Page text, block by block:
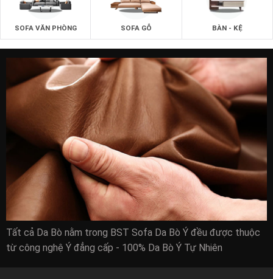
SOFA VĂN PHÒNG SOFA GỖ BÀN - KỆ
Tất cả Da Bò nằm trong BST Sofa Da Bò Ý đều được thuộc
từ công nghệ Ý đẳng cấp - 100% Da Bò Ý Tự Nhiên